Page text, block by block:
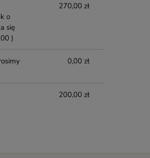
o
się
)
270,00 zł
0,00 zł
200,00 zł